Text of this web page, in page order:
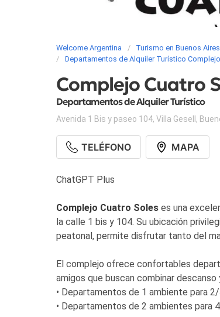
Welcome Argentina Turismo en Buenos Aires
Departamentos de Alquiler Turístico
Complejo Cuatro
Departamentos de Alquiler Turístico
Avenida 1 Bis y paseo 104, Villa Gesell ,
TELÉFONO MAPA
ChatGPT Plus
Complejo Cuatro Soles es una
la calle 1 bis y 104. Su ubicación
peatonal, permite disfrutar tanto del
El complejo ofrece confortables
amigos que buscan combinar
• Departamentos de 1 ambiente para
• Departamentos de 2 ambientes para